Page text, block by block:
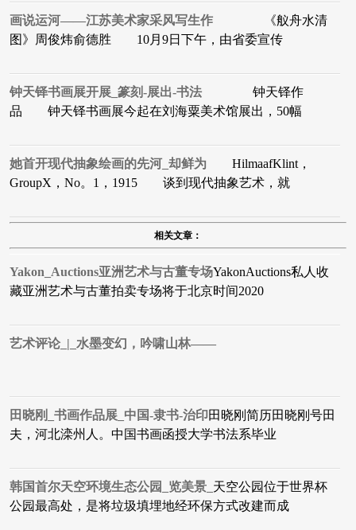
画说运河——江苏美术家采风写生作 《舣舟水清
图》周俊炜俞德胜 10月9日下午，由省委宣传
钟天铎书画展开展_篆刻-展出-书法 钟天铎作
品 钟天铎书画展今起在刘海粟美术馆展出，50幅
她首开现代抽象绘画的先河_却鲜为 HilmaafKlint，
GroupX，No。1，1915 谈到现代抽象艺术，就
相关文章：
Yakon_Auctions亚洲艺术与古董专场YakonAuctions私人收
藏亚洲艺术与古董拍卖专场将于北京时间2020
艺术评论_|_水墨变幻，吟啸山林——
田晓刚_书画作品展_中国-隶书-治印田晓刚简历田晓刚号田
夫，河北滦州人。中国书画函授大学书法系毕业
韩国首尔天空环境生态公园_览美景_ 天空公园位于世界杯
公园最高处，是将垃圾填埋地经环保方式改建而成